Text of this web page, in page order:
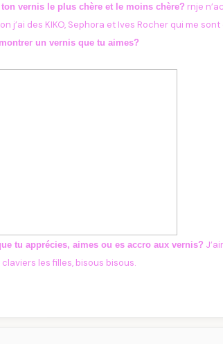
ton vernis le plus chère et le moins chère? rnje
j’ai des KIKO, Sephora et Ives Rocher qui me
un vernis que tu aimes?
tu apprécies, aimes ou es accro aux vernis?
les filles, bisous bisous.